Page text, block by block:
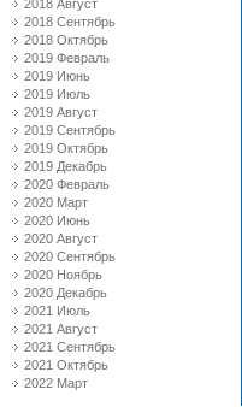
2018 Август
2018 Сентябрь
2018 Октябрь
2019 Февраль
2019 Июнь
2019 Июль
2019 Август
2019 Сентябрь
2019 Октябрь
2019 Декабрь
2020 Февраль
2020 Март
2020 Июнь
2020 Август
2020 Сентябрь
2020 Ноябрь
2020 Декабрь
2021 Июль
2021 Август
2021 Сентябрь
2021 Октябрь
2022 Март